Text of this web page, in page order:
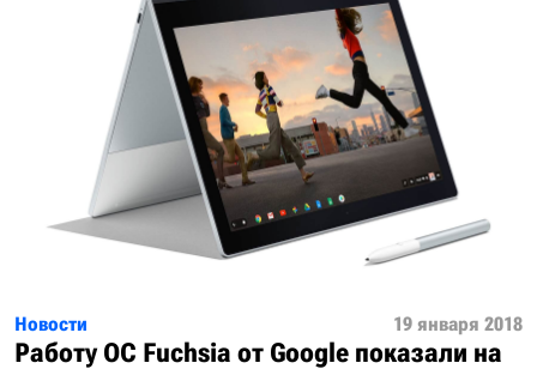
Новости 19 января 2018
Работу ОС Fuchsia от Google показали на